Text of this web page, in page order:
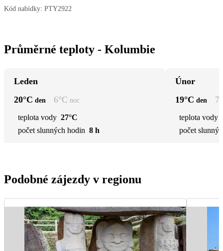
Kód nabídky: PTY2922
Průměrné teploty - Kolumbie
Leden
20°C den 6°C noc
teplota vody 27°C
počet slunných hodin 8 h
Únor
19°C den 7
teplota vody
počet
Podobné zájezdy v regionu